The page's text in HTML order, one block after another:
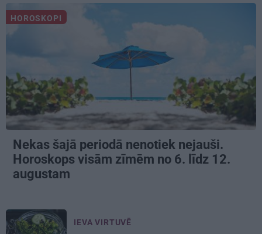
HOROSKOPI
Nekas šajā periodā nenotiek nejauši.
Horoskops visām zīmēm no 6. līdz 12.
augustam
IEVA VIRTUVĒ